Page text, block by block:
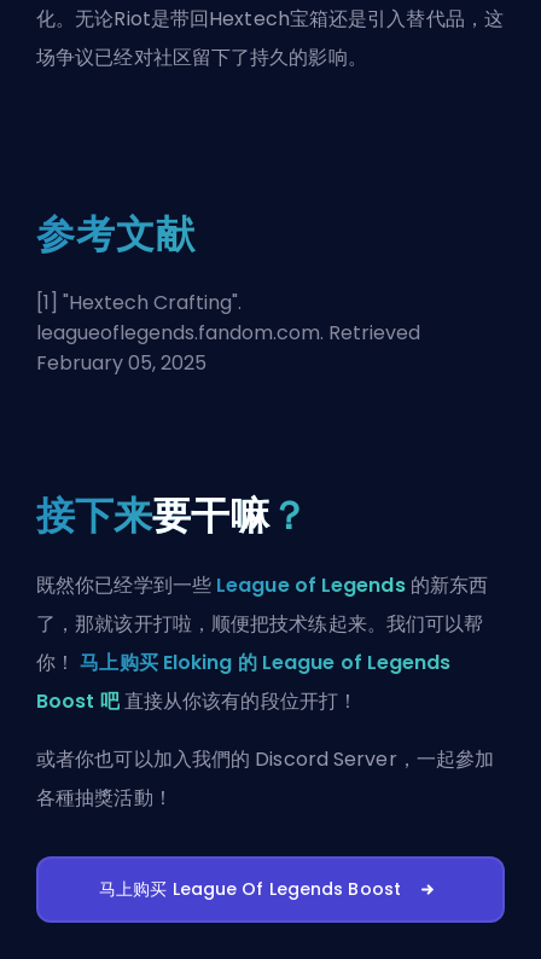
化。无论Riot是带回Hextech宝箱还是引入替代品，这
场争议已经对社区留下了持久的影响。
参考文献
[1] "Hextech Crafting".
leagueoflegends.fandom.com. Retrieved
February 05, 2025
接下来要干嘛？
既然你已经学到一些 League of Legends的新东西
了，那就该开打啦，顺便把技术练起来。我们可以帮
你！马上购买 Eloking 的 League of Legends
Boost 吧直接从你该有的段位开打！
或者你也可以加入我們的 Discord Server ，一起參加
各種抽獎活動！
马上购买 League Of Legends Boost